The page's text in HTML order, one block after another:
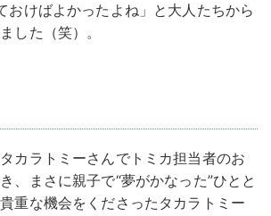
けばよかったよね」と大人たちから
した（笑）。
カラトミーさんでトミカ担当者のお
、まさに親子で“夢がかなった”ひとと
重な機会をくださったタカラトミー